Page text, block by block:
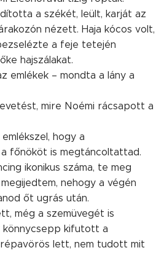
a székét, leült, karját az
nézett. Haja kócos volt,
a feje tetején
hajszálakat.
emlékek – mondta a lány a
mire Noémi rácsapott a
hogy a
főnököt is megtáncoltattad.
ikonikus száma, te meg
nehogy a végén
őt ugrás után.
még a szemüvegét is
könnycsepp kifutott a
lett, nem tudott mit